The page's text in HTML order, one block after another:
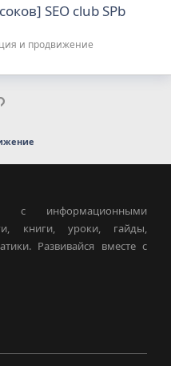
SEO club SPb
и продвижение
почта
Ссылка
с информационными
книги, уроки, гайды,
Развивайся вместе с